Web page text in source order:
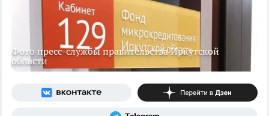
Фото пресс-службы правительства Иркутской
области